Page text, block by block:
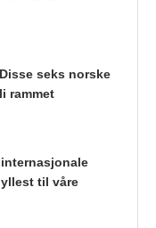
seks norske
rammet
til våre